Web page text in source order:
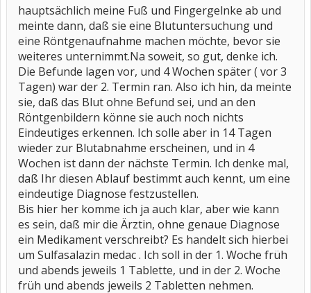
hauptsächlich meine Fuß und Fingergelnke ab und
meinte dann, daß sie eine Blutuntersuchung und
eine Röntgenaufnahme machen möchte, bevor sie
weiteres unternimmt.Na soweit, so gut, denke ich.
Die Befunde lagen vor, und 4 Wochen später ( vor 3
Tagen) war der 2. Termin ran. Also ich hin, da meinte
sie, daß das Blut ohne Befund sei, und an den
Röntgenbildern könne sie auch noch nichts
Eindeutiges erkennen. Ich solle aber in 14 Tagen
wieder zur Blutabnahme erscheinen, und in 4
Wochen ist dann der nächste Termin. Ich denke mal,
daß Ihr diesen Ablauf bestimmt auch kennt, um eine
eindeutige Diagnose festzustellen.
Bis hier her komme ich ja auch klar, aber wie kann
es sein, daß mir die Ärztin, ohne genaue Diagnose
ein Medikament verschreibt? Es handelt sich hierbei
um Sulfasalazin medac . Ich soll in der 1. Woche früh
und abends jeweils 1 Tablette, und in der 2. Woche
früh und abends jeweils 2 Tabletten nehmen.